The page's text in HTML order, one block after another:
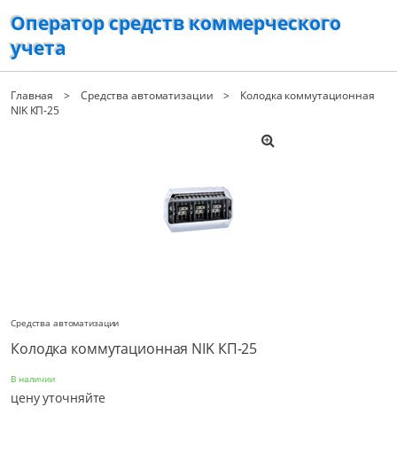
Оператор средств коммерческого
учета
Главная Средства автоматизации
Колодка коммутационная
NIK КП-25
Средства автоматизации
Колодка коммутационная NIK КП-25
В наличии
цену уточняйте